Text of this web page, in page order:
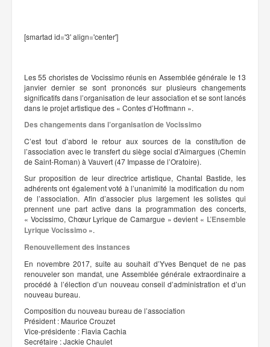
[smartad id='3' align='center']
Les 55 choristes de Vocissimo réunis en Assemblée générale le 13
janvier dernier se sont prononcés sur plusieurs changements
significatifs dans l’organisation de leur association et se sont lancés
dans le projet artistique des « Contes d’Hoffmann ».
Des changements dans l’organisation de Vocissimo
C’est tout d’abord le retour aux sources de la constitution de
l’association avec le transfert du siège social d’Aimargues (Chemin
de Saint-Roman) à Vauvert (47 Impasse de l’Oratoire).
Sur proposition de leur directrice artistique, Chantal Bastide, les
adhérents ont également voté à l’unanimité la modification du nom
de l’association. Afin d’associer plus largement les solistes qui
prennent une part active dans la programmation des concerts,
« Vocissimo, Chœur Lyrique de Camargue » devient « L’Ensemble
Lyrique Vocissimo ».
Renouvellement des instances
En novembre 2017, suite au souhait d’Yves Benquet de ne pas
renouveler son mandat, une Assemblée générale extraordinaire a
procédé à l’élection d’un nouveau conseil d’administration et d’un
nouveau bureau.
Composition du nouveau bureau de l’association
Président : Maurice Crouzet
Vice-présidente : Flavia Cachia
Secrétaire : Jackie Chaulet